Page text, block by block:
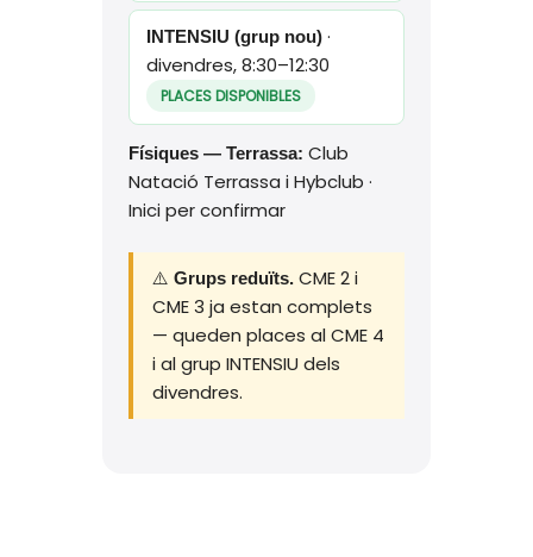
INTENSIU (grup nou) ·
divendres, 8:30–12:30
PLACES DISPONIBLES
Físiques — Terrassa: Club
Natació Terrassa i Hybclub ·
Inici per confirmar
⚠️ Grups reduïts. CME 2 i
CME 3 ja estan complets
— queden places al CME 4
i al grup INTENSIU dels
divendres.